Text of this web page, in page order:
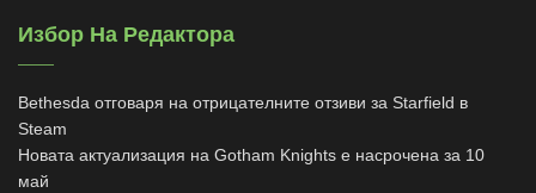
Избор На Редактора
Bethesda отговаря на отрицателните отзиви за Starfield в
Steam
Новата актуализация на Gotham Knights е насрочена за 10
май